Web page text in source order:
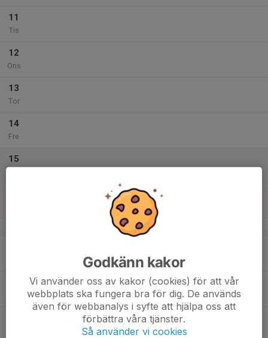
11
Tis
12
Ons
13
Tor
14
Fre
15
Friidrottskul
Stensjön, Runeplan
v.34
Godkänn kakor
Vi använder oss av kakor (cookies) för att vår
webbplats ska fungera bra för dig. De används
även för webbanalys i syfte att hjälpa oss att
förbättra våra tjänster.
Så använder vi cookies